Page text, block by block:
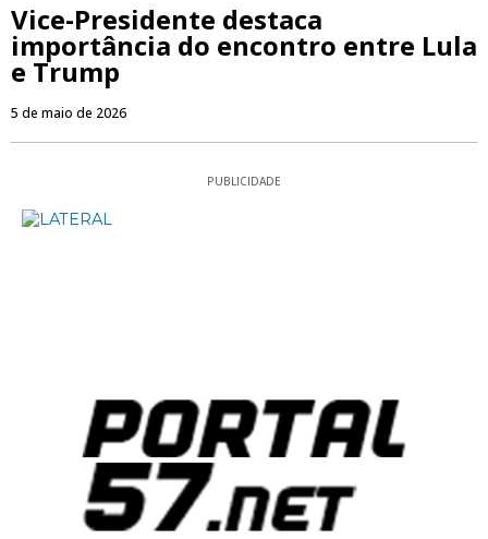
Vice-Presidente destaca
importância do encontro entre Lula
e Trump
5 de maio de 2026
PUBLICIDADE